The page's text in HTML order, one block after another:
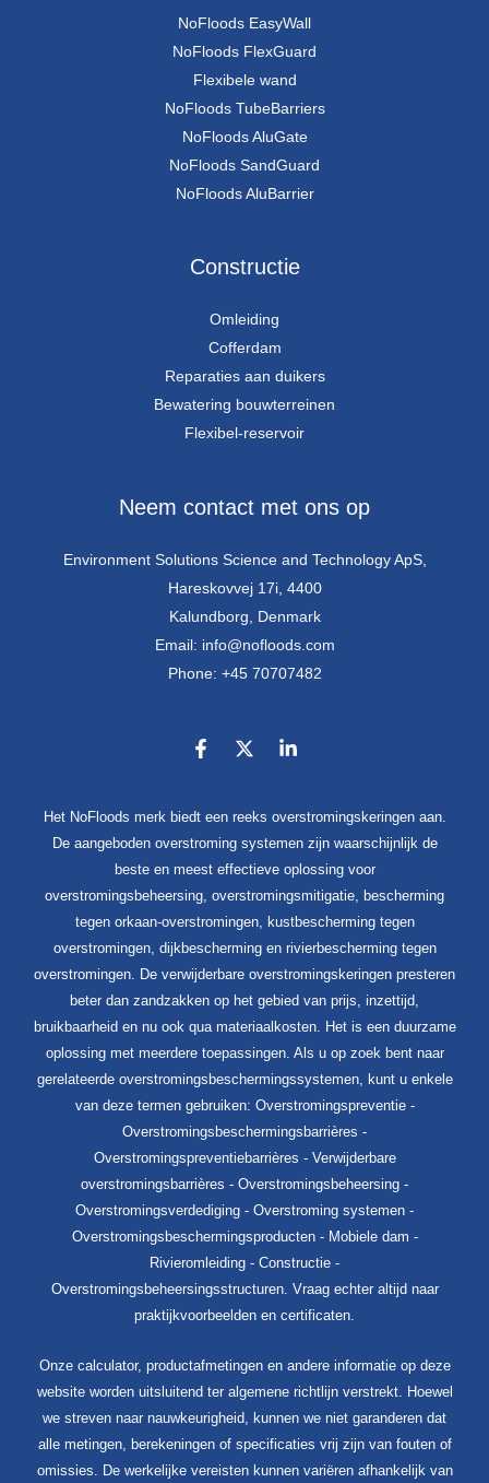
NoFloods EasyWall
NoFloods FlexGuard
Flexibele wand
NoFloods TubeBarriers
NoFloods AluGate
NoFloods SandGuard
NoFloods AluBarrier
Constructie
Omleiding
Cofferdam
Reparaties aan duikers
Bewatering bouwterreinen
Flexibel-reservoir
Neem contact met ons op
Environment Solutions Science and Technology ApS,
Hareskovvej 17i, 4400
Kalundborg, Denmark
Email: info@nofloods.com
Phone: +45 70707482
Het NoFloods merk biedt een reeks overstromingskeringen aan.
De aangeboden overstroming systemen zijn waarschijnlijk de
beste en meest effectieve oplossing voor
overstromingsbeheersing, overstromingsmitigatie, bescherming
tegen orkaan-overstromingen, kustbescherming tegen
overstromingen, dijkbescherming en rivierbescherming tegen
overstromingen. De verwijderbare overstromingskeringen presteren
beter dan zandzakken op het gebied van prijs, inzettijd,
bruikbaarheid en nu ook qua materiaalkosten. Het is een duurzame
oplossing met meerdere toepassingen. Als u op zoek bent naar
gerelateerde overstromingsbeschermingssystemen, kunt u enkele
van deze termen gebruiken: Overstromingspreventie -
Overstromingsbeschermingsbarrières -
Overstromingspreventiebarrières - Verwijderbare
overstromingsbarrières - Overstromingsbeheersing -
Overstromingsverdediging - Overstroming systemen -
Overstromingsbeschermingsproducten - Mobiele dam -
Rivieromleiding - Constructie -
Overstromingsbeheersingsstructuren. Vraag echter altijd naar
praktijkvoorbeelden en certificaten.
Onze calculator, productafmetingen en andere informatie op deze
website worden uitsluitend ter algemene richtlijn verstrekt. Hoewel
we streven naar nauwkeurigheid, kunnen we niet garanderen dat
alle metingen, berekeningen of specificaties vrij zijn van fouten of
omissies. De werkelijke vereisten kunnen variëren afhankelijk van